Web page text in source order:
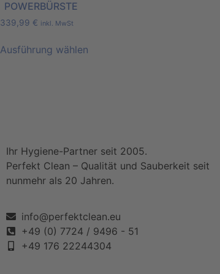
POWERBÜRSTE
339,99 € inkl. MwSt
Ausführung wählen
Ihr Hygiene-Partner seit 2005.
Perfekt Clean – Qualität und Sauberkeit seit
nunmehr als 20 Jahren.
info@perfektclean.eu
+49 (0) 7724 / 9496 - 51
+49 176 22244304